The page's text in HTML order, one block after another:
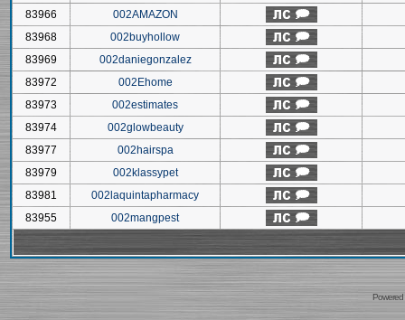
83966
002AMAZON
83968
002buyhollow
83969
002daniegonzalez
83972
002Ehome
83973
002estimates
83974
002glowbeauty
83977
002hairspa
83979
002klassypet
83981
002laquintapharmacy
83955
002mangpest